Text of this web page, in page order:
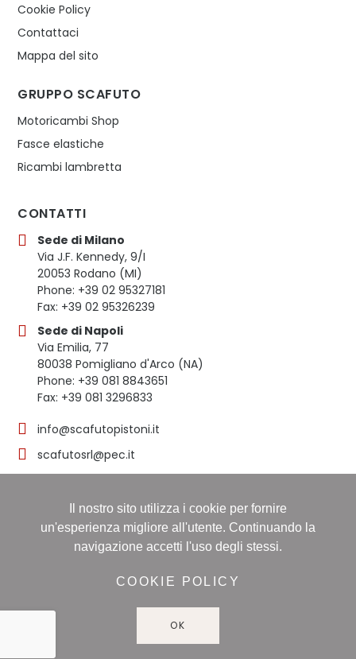
Cookie Policy
Contattaci
Mappa del sito
GRUPPO SCAFUTO
Motoricambi Shop
Fasce elastiche
Ricambi lambretta
CONTATTI
Sede di Milano
Via J.F. Kennedy, 9/I
20053 Rodano (MI)
Phone: +39 02 95327181
Fax: +39 02 95326239
Sede di Napoli
Via Emilia, 77
80038 Pomigliano d'Arco (NA)
Phone: +39 081 8843651
Fax: +39 081 3296833
info@scafutopistoni.it
scafutosrl@pec.it
© 2023 SCAFUTO S.R.L. | TUTTI I DIRITTI RISERVATI | P.
IVA 03536691219
16/11/1998, Numero REA: NA-608490 - Capitale sociale:
60.000,00 i.v
Il nostro sito utilizza i cookie per fornire
un'esperienza migliore all'utente. Continuando la
navigazione accetti l'uso degli stessi.
COOKIE POLICY
OK